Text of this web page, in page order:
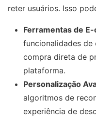
reter usuários. Isso
Ferramentas de
funcionalidades
compra direta de
plataforma.
Personalização
algoritmos de
experiência de